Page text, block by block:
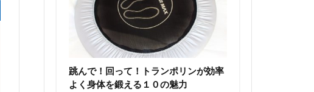
跳んで！回って！トランポリンが効率
よく身体を鍛える１０の魅力